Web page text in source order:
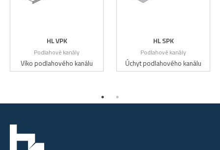
HL VPK
Podlahové kanály
Víko podlahového kanálu
HL SPK
Podlahové kanály
Úchyt podlahového kanálu